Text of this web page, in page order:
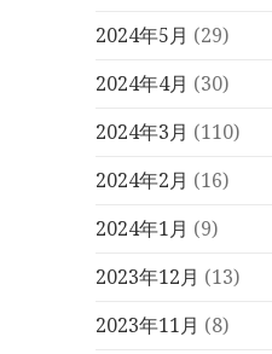
2024年5月 (29)
2024年4月 (30)
2024年3月 (110)
2024年2月 (16)
2024年1月 (9)
2023年12月 (13)
2023年11月 (8)